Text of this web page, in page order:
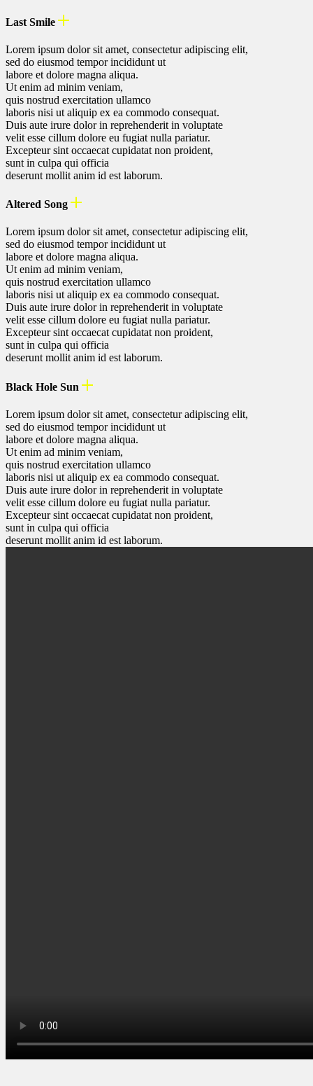
Last Smile
Lorem ipsum dolor sit amet, consectetur adipiscing elit,
sed do eiusmod tempor incididunt ut
labore et dolore magna aliqua.
Ut enim ad minim veniam,
quis nostrud exercitation ullamco
laboris nisi ut aliquip ex ea commodo consequat.
Duis aute irure dolor in reprehenderit in voluptate
velit esse cillum dolore eu fugiat nulla pariatur.
Excepteur sint occaecat cupidatat non proident,
sunt in culpa qui officia
deserunt mollit anim id est laborum.
Altered Song
Lorem ipsum dolor sit amet, consectetur adipiscing elit,
sed do eiusmod tempor incididunt ut
labore et dolore magna aliqua.
Ut enim ad minim veniam,
quis nostrud exercitation ullamco
laboris nisi ut aliquip ex ea commodo consequat.
Duis aute irure dolor in reprehenderit in voluptate
velit esse cillum dolore eu fugiat nulla pariatur.
Excepteur sint occaecat cupidatat non proident,
sunt in culpa qui officia
deserunt mollit anim id est laborum.
Black Hole Sun
Lorem ipsum dolor sit amet, consectetur adipiscing elit,
sed do eiusmod tempor incididunt ut
labore et dolore magna aliqua.
Ut enim ad minim veniam,
quis nostrud exercitation ullamco
laboris nisi ut aliquip ex ea commodo consequat.
Duis aute irure dolor in reprehenderit in voluptate
velit esse cillum dolore eu fugiat nulla pariatur.
Excepteur sint occaecat cupidatat non proident,
sunt in culpa qui officia
deserunt mollit anim id est laborum.